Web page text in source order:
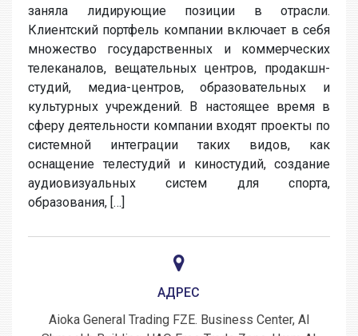
заняла лидирующие позиции в отрасли.
Клиентский портфель компании включает в себя
множество государственных и коммерческих
телеканалов, вещательных центров, продакшн-
студий, медиа-центров, образовательных и
культурных учреждений. В настоящее время в
сферу деятельности компании входят проекты по
системной интеграции таких видов, как
оснащение телестудий и киностудий, создание
аудиовизуальных систем для спорта,
образования, […]
АДРЕС
Aioka General Trading FZE. Business Center, Al